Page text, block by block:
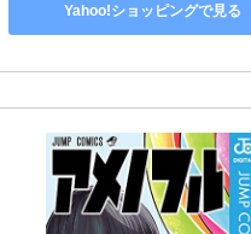
Yahoo!ショッピングで見る